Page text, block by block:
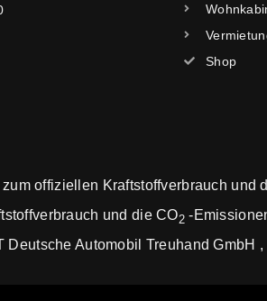
Shop
offiziellen Kraftstoffverbrauch und
und die CO2 -
Deutsche Automobil Treuhand